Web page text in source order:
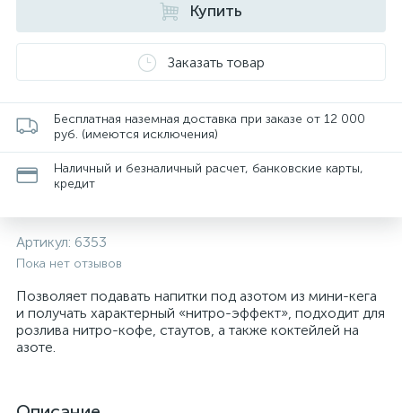
Купить
Заказать товар
Бесплатная наземная доставка при заказе от 12 000
руб. (имеются исключения)
Наличный и безналичный расчет, банковские карты,
кредит
Артикул: 6353
Пока нет отзывов
Позволяет подавать напитки под азотом из мини-кега
и получать характерный «нитро-эффект», подходит для
розлива нитро-кофе, стаутов, а также коктейлей на
азоте.